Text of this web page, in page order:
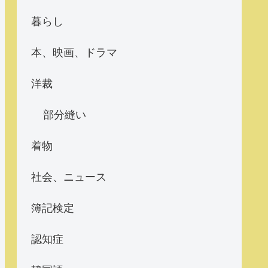
暮らし
本、映画、ドラマ
洋裁
部分縫い
着物
社会、ニュース
簿記検定
認知症